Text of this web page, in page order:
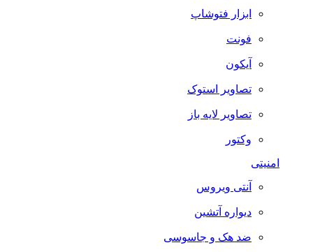
ابزار فتوشاپ
فونت
آیکون
تصاویر استوک
تصاویر لایه باز
وکتور
امنیتی
آنتی ویروس
دیواره آتشین
ضد هک و جاسوسی